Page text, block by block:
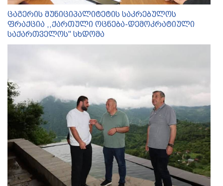
ცაგერის მუნიციპალიტეტის საკრებულოს
ფრაქცია ,,ქართული ოცნება-დემოკრატიული
საქართველოს'' სხდომა